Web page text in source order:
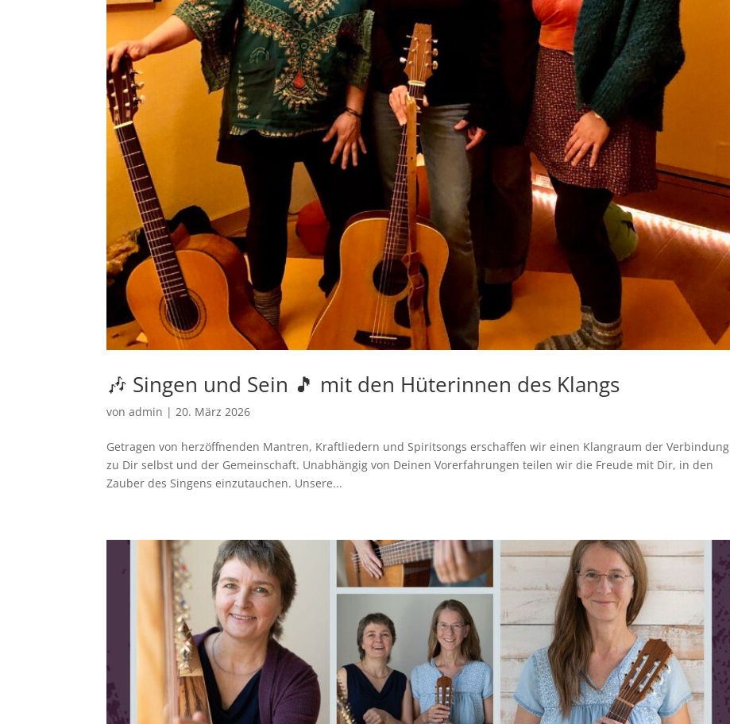
🎶 Singen und Sein 🎵 mit den Hüterinnen des Klangs
vonadmin |20. März 2026
Getragen von herzöffnenden Mantren, Kraftliedern und Spiritsongs erschaffen wir einen Klangraum der Verbindung
zu Dir selbst und der Gemeinschaft. Unabhängig von Deinen Vorerfahrungen teilen wir die Freude mit Dir, in den
Zauber des Singens einzutauchen. Unsere...